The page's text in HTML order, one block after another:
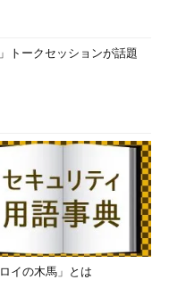
トークセッションが話題
ロイの木馬」とは